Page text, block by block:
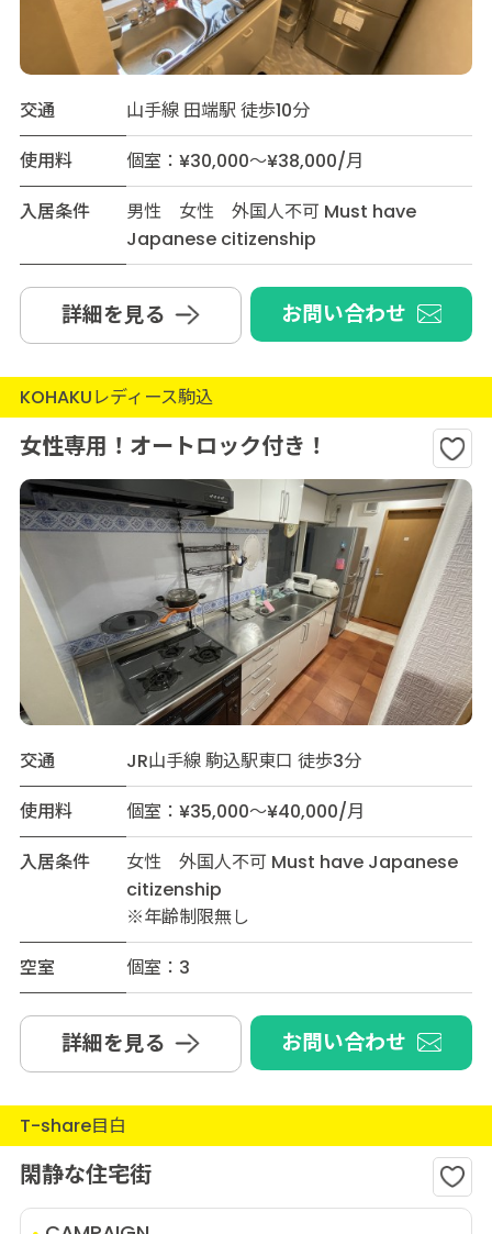
交通
山手線 田端駅 徒歩10分
使用料
個室：¥30,000～¥38,000/月
入居条件
男性 女性 外国人不可 Must have
Japanese citizenship
詳細を見る お問い合わせ
KOHAKUレディース駒込
女性専用！オートロック付き！
交通
JR山手線 駒込駅東口 徒歩3分
使用料
個室：¥35,000～¥40,000/月
入居条件
女性 外国人不可 Must have Japanese
citizenship
※年齢制限無し
空室
個室：3
詳細を見る お問い合わせ
T-share目白
閑静な住宅街